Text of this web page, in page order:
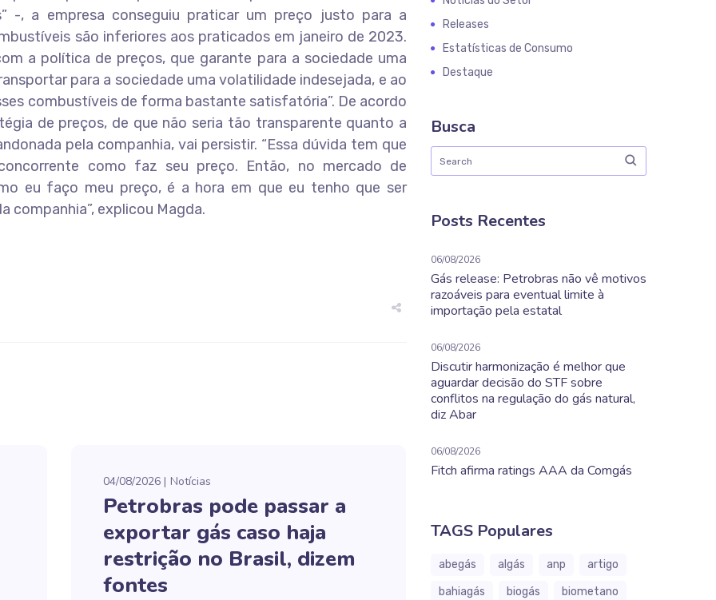
-, a empresa conseguiu praticar um preço justo para a
são inferiores aos praticados em janeiro de 2023.
a política de preços, que garante para a sociedade uma
para a sociedade uma volatilidade indesejada, e ao
combustíveis de forma bastante satisfatória”. De acordo
de preços, de que não seria tão transparente quanto a
pela companhia, vai persistir. “Essa dúvida tem que
como faz seu preço. Então, no mercado de
eu faço meu preço, é a hora em que eu tenho que ser
companhia”, explicou Magda.
04/08/2026 Notícias
Petrobras pode passar a
exportar gás caso haja
restrição no Brasil, dizem
fontes
Releases
Estatísticas de Consumo
Destaque
Busca
Posts Recentes
06/08/2026
Gás release: Petrobras não vê motivos
razoáveis para eventual limite à
importação pela estatal
06/08/2026
Discutir harmonização é melhor que
aguardar decisão do STF sobre
conflitos na regulação do gás natural,
diz Abar
06/08/2026
Fitch afirma ratings AAA da Comgás
TAGS Populares
abegás algás anp
artigo
bahiagás
biogás
biometano